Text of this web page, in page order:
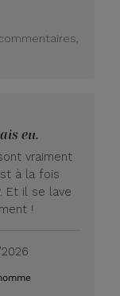
eu.
vraiment
à la fois
Et il se lave
!